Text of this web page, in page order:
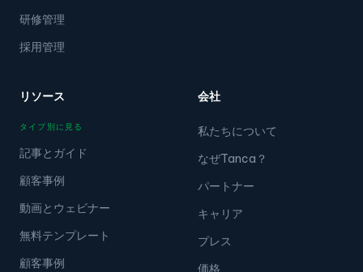
研修管理
採用管理
リソース
タイプ別に見る
記事とガイド
顧客事例
動画とウェビナー
無料テンプレート
顧客事例
会社
私たちについて
なぜTanca？
パートナー
キャリア
プレス
価格